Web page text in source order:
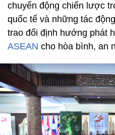
chuyển động chiến lược
quốc tế và những tác
trao đổi định hướng phát
ASEAN cho hòa bình, an